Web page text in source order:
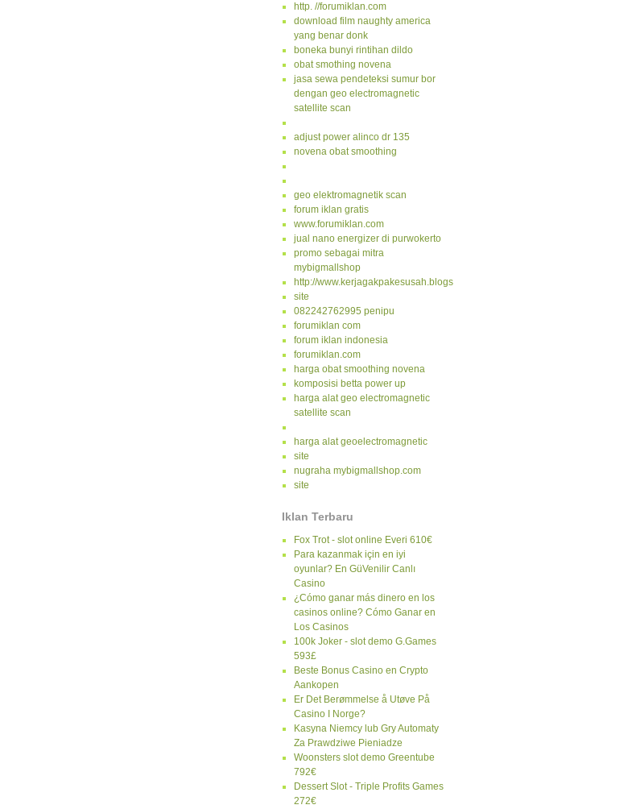
http. //forumiklan.com
download film naughty america
yang benar donk
boneka bunyi rintihan dildo
obat smothing novena
jasa sewa pendeteksi sumur bor
dengan geo electromagnetic
satellite scan
adjust power alinco dr 135
novena obat smoothing
geo elektromagnetik scan
forum iklan gratis
www.forumiklan.com
jual nano energizer di purwokerto
promo sebagai mitra
mybigmallshop
http://www.kerjagakpakesusah.blogspot.com/
site
082242762995 penipu
forumiklan com
forum iklan indonesia
forumiklan.com
harga obat smoothing novena
komposisi betta power up
harga alat geo electromagnetic
satellite scan
harga alat geoelectromagnetic
site
nugraha mybigmallshop.com
site
Iklan Terbaru
Fox Trot - slot online Everi 610€
Para kazanmak için en iyi
oyunlar? En GüVenilir Canlı
Casino
¿Cómo ganar más dinero en los
casinos online? Cómo Ganar en
Los Casinos
100k Joker - slot demo G.Games
593£
Beste Bonus Casino en Crypto
Aankopen
Er Det Berømmelse å Utøve På
Casino I Norge?
Kasyna Niemcy lub Gry Automaty
Za Prawdziwe Pieniadze
Woonsters slot demo Greentube
792€
Dessert Slot - Triple Profits Games
272€